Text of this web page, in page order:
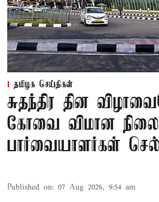
தமிழக செய்திகள்
சுதந்திர தின
கோவை விமான
பார்வையாளர்கள்
Published on: 07 Aug 2026, 9:54 am